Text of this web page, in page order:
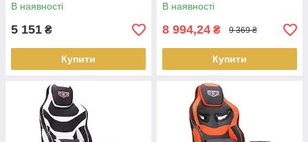
В наявності
5 151 ₴
Купити
В наявності
8 994,24 ₴ 9 369 ₴
Купити